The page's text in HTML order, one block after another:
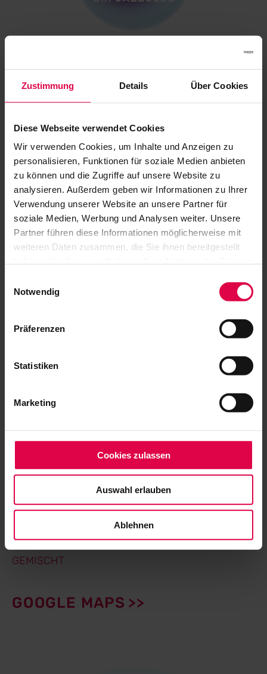
Zustimmung Details Über Cookies
Diese Webseite verwendet Cookies
Wir verwenden Cookies, um Inhalte und Anzeigen zu
personalisieren, Funktionen für soziale Medien anbieten
zu können und die Zugriffe auf unsere Website zu
analysieren. Außerdem geben wir Informationen zu Ihrer
Verwendung unserer Website an unsere Partner für
soziale Medien, Werbung und Analysen weiter. Unsere
Partner führen diese Informationen möglicherweise mit
weiteren Daten zusammen, die Sie ihnen bereitgestellt
Notwendig
Präferenzen
Statistiken
Marketing
Cookies zulassen
Auswahl erlauben
Ablehnen
BIX Jazzclub
DAS HERZ
In schummriges Licht getaucht, animiert die
kleine Clubbühne Künstler*innen zu großen
Konzerten. Dank erstklassiger Technik ist bester
Das BIX, 2012 vom Down-Beat Magazin in den
das Herzstück des Festivals – und der Treffpunkt
BIX Jazzclub & Lounge
Im Gustav-Siegle-Haus
KAPAZITÄT: 200 STEH- UND SITZPLÄTZE
GEMISCHT
GOOGLE MAPS